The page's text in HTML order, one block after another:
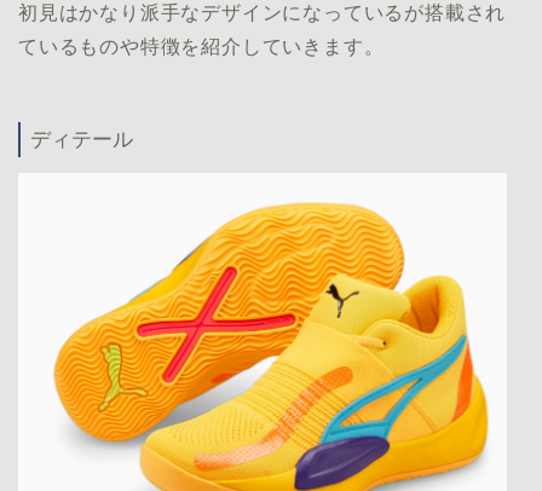
初見はかなり派手なデザインになっているが搭載され
ているものや特徴を紹介していきます。
ディテール